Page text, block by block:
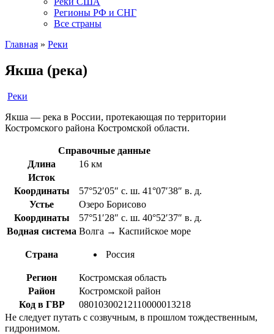
Регионы РФ и СНГ
Все страны
Главная » Реки
Якша (река)
Реки
Якша — река в России, протекающая по территории
Костромского района Костромской области.
Справочные данные
Длина
16 км
Исток
Координаты
57°52′05″ с. ш. 41°07′38″ в. д.
Устье
Озеро Борисово
Координаты
57°51′28″ с. ш. 40°52′37″ в. д.
Водная система Волга → Каспийское море
Страна Россия
Регион
Костромская область
Район
Костромской район
Код в ГВР
08010300212110000013218
Не следует путать с созвучным, в прошлом тождественным,
гидронимом.